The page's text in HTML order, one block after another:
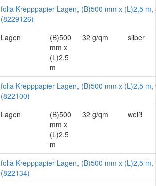
folia Krepppapier-Lagen, (B)500 mm x (L)2,5 m,
(8229126)
Lagen
(B)500
mm x
(L)2,5
m
32 g/qm silber
folia Krepppapier-Lagen, (B)500 mm x (L)2,5 m,
(822100)
Lagen
(B)500
mm x
(L)2,5
m
32 g/qm weiß
folia Krepppapier-Lagen, (B)500 mm x (L)2,5 m,
(822134)